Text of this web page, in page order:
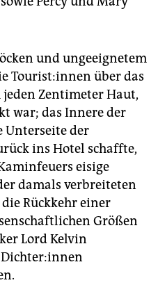
und ungeeignetem
Tou­ris­t:in­nen über das
Zentimeter Haut,
war; das Innere der
Unterseite der
ins Hotel schaffte,
eisige
damals verbreiteten
Rückkehr einer
Größen
Lord Kelvin